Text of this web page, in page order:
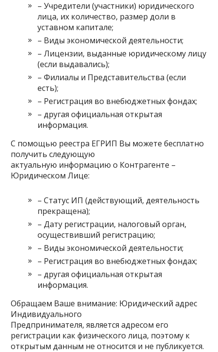
– Учредители (участники) юридического
лица, их количество, размер доли в
уставном капитале;
– Виды экономической деятельности;
– Лицензии, выданные юридическому лицу
(если выдавались);
– Филиалы и Представительства (если
есть);
– Регистрация во внебюджетных фондах;
– другая официальная открытая
информация.
С помощью реестра ЕГРИП Вы можете бесплатно
получить следующую
актуальную информацию о Контрагенте –
Юридическом Лице:
– Статус ИП (действующий, деятельность
прекращена);
– Дату регистрации, налоговый орган,
осуществивший регистрацию;
– Виды экономической деятельности;
– Регистрация во внебюджетных фондах;
– другая официальная открытая
информация.
Обращаем Ваше внимание: Юридический адрес
Индивидуального
Предпринимателя, является адресом его
регистрации как физического лица, поэтому к
открытым данным не относится и не публикуется.